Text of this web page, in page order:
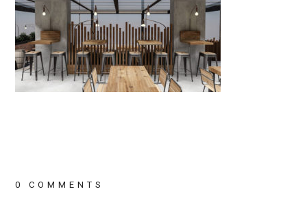
0 COMMENTS